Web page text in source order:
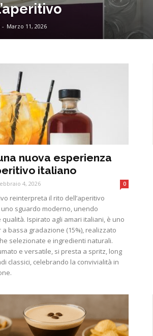
- Marzo 11, 2026
nuova esperienza
italiano
4, 2026 0
reinterpreta il rito dell’aperitivo
sguardo moderno, unendo
Ispirato agli amari italiani, è uno
bassa gradazione (15%), realizzato
selezionate e ingredienti naturali.
e versatile, si presta a spritz, long
classici, celebrando la convivialità in